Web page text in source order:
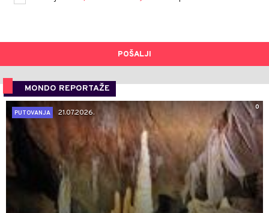
POŠALJI
MONDO REPORTAŽE
0
PUTOVANJA
21.07.2026.